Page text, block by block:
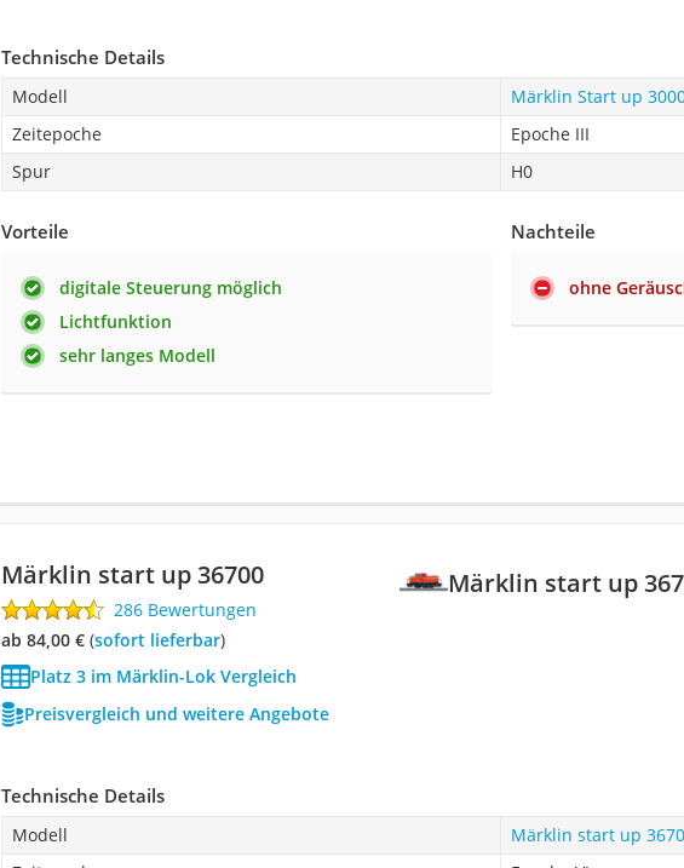
Technische Details
Modell
Märklin Start up
Zeitepoche
Epoche III
Spur
H0
Vorteile
digitale Steuerung möglich
Lichtfunktion
sehr langes Modell
Nachteile
ohne
Märklin start up
Märklin start up 36700
286 Bewertungen
ab 84,00 €( Sofort lieferbar)
Platz 3 im Märklin-Lok Vergleich
Preisvergleich und weitere Angebote
Technische Details
Modell
Märklin start up